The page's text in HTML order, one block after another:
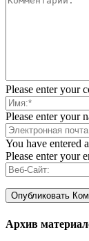
Please enter your
Please enter your
You have entered
Please enter your
Архив